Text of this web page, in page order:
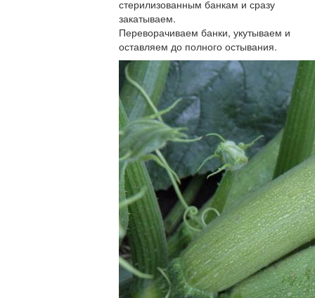
стерилизованным банкам и сразу
закатываем.
Переворачиваем банки, укутываем и
оставляем до полного остывания.